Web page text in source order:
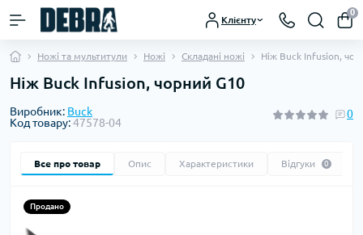
Клієнту
0
Ножі та мультитули Ножі Складані ножі Ніж Buck Infusion,
Ніж Buck Infusion, чорний G10
Виробник: Buck
Код товару:47578-04
0
Все про товар Опис Характеристики Відгуки 0
Продано